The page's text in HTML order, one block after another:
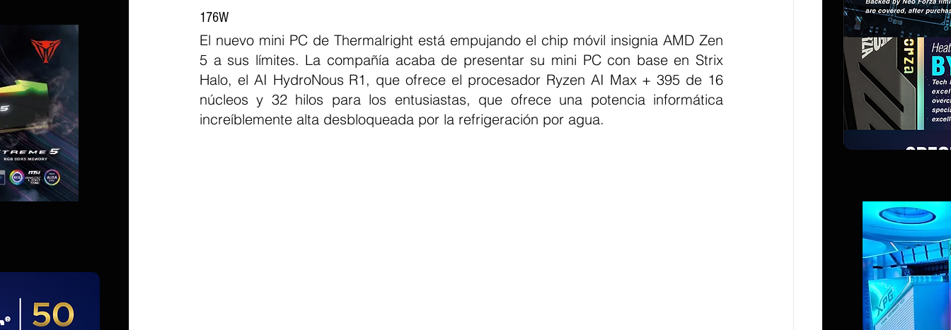
176W
El nuevo mini PC de Thermalright está empujando el chip móvil insignia AMD Zen
5 a sus límites. La compañía acaba de presentar su mini PC con base en Strix
Halo, el AI HydroNous R1, que ofrece el procesador Ryzen AI Max + 395 de 16
núcleos y 32 hilos para los entusiastas, que ofrece una potencia informática
increíblemente alta desbloqueada por la refrigeración por agua.